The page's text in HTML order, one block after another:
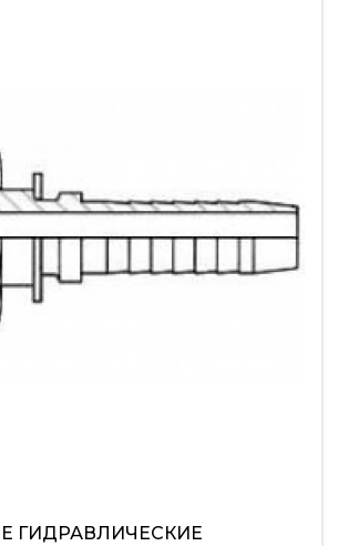
ГИДРАВЛИЧЕСКИЕ